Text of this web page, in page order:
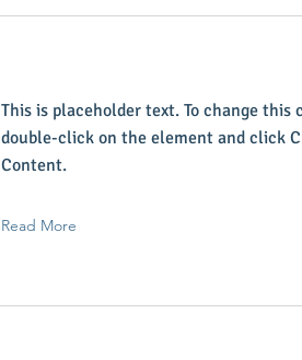
This is placeholder text. To change this
double-click on the element and click
Content.
Read More